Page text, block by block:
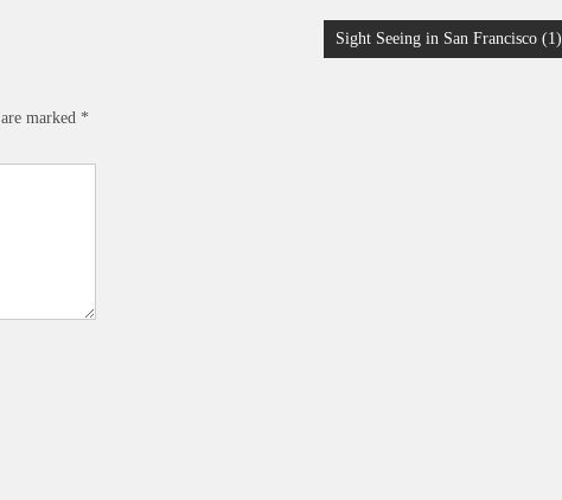
Sight Seeing in San Francisco (1)
marked *